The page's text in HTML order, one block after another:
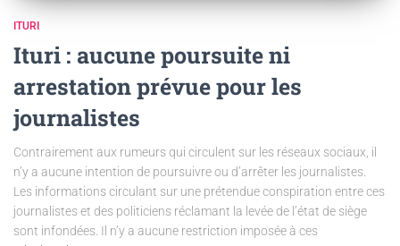
ITURI
Ituri : aucune poursuite ni
arrestation prévue pour les
journalistes
Contrairement aux rumeurs qui circulent sur les réseaux sociaux, il
n’y a aucune intention de poursuivre ou d’arrêter les journalistes.
Les informations circulant sur une prétendue conspiration entre ces
journalistes et des politiciens réclamant la levée de l’état de siège
sont infondées. Il n’y a aucune restriction imposée à ces